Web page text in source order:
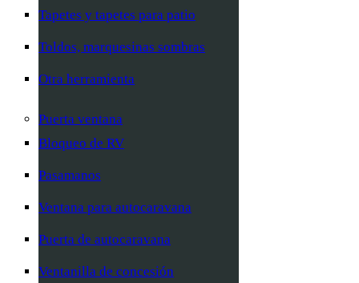
Tapetes y tapetes para patio
Toldos, marquesinas sombras
Otra herramienta
Puerta ventana
Bloqueo de RV
Pasamanos
Ventana para autocaravana
Puerta de autocaravana
Ventanilla de concesión